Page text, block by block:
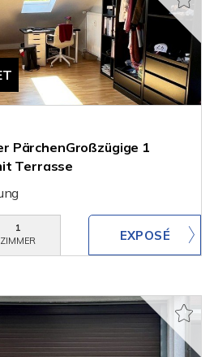
PärchenGroßzügige 1
Terrasse
1
ZIMMER